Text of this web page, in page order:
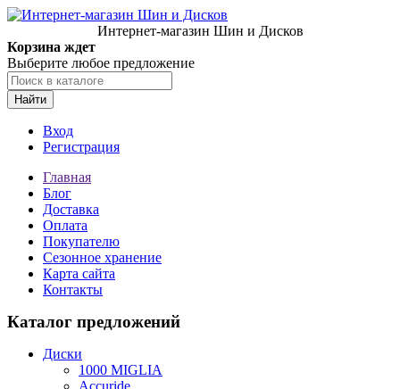
Интернет-магазин Шин и Дисков
Корзина ждет
Выберите любое предложение
Найти
Вход
Регистрация
Главная
Блог
Доставка
Оплата
Покупателю
Сезонное хранение
Карта сайта
Контакты
Каталог предложений
Диски
1000 MIGLIA
Accuride